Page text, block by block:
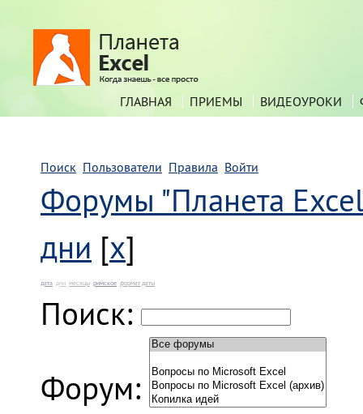
ГЛАВНАЯ ПРИЕМЫ ВИДЕОУРОКИ
Поиск Пользователи Правила Войти
Форумы "Планета
дни [x]
дата дни месяцы римское формат даты
Поиск:
Форум: